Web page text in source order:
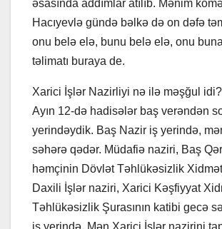
əsasında addımlar atılıb. Mənim
Hacıyevlə gündə bəlkə də on dəfə
onu belə elə, bunu belə elə, onu
təlimatı buraya de.
Xarici İşlər Nazirliyi nə ilə məşğul
Ayın 12-də hadisələr baş verəndən
yerindəydik. Baş Nazir iş yerində,
səhərə qədər. Müdafiə naziri, Baş
həmçinin Dövlət Təhlükəsizlik
Daxili İşlər naziri, Xarici Kəşfiyyat
Təhlükəsizlik Şurasının katibi gecə
iş yerində. Mən Xarici İşlər nazirini